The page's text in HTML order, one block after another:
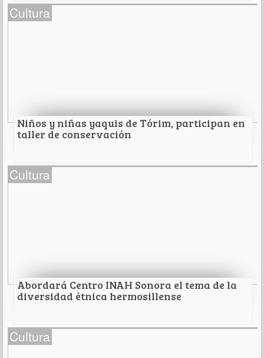
EL IMSS Y LA SECRETARÍA DE CULTURA
COLABORAN PARA FORTALECER EL TEATRO
Leer Más
Cultura
Niños y niñas yaquis de Tórim, participan en
taller de conservación
Niños y niñas yaquis de Tórim, participan en
Leer Más
Cultura
Abordará Centro INAH Sonora el tema de la
diversidad étnica hermosillense
Abordará Centro INAH Sonora el tema de la
diversidad étnica hermosillense
Cultura